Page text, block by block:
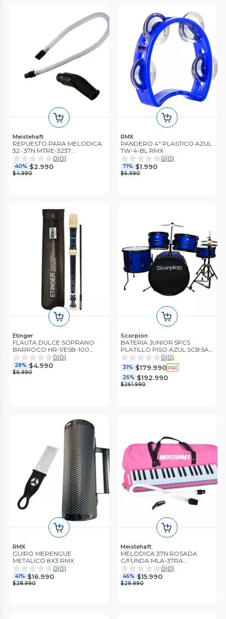
Meistehaft
REPUESTO PARA MELODICA
32- 37N MTRE-3237
MEISTEHAFT 0(0)
40% $2.990
$4.990
RMX
PANDERO 4" PLASTICO AZUL
TW-4-BL RMX
0(0)
71% $1.990
$6.990
Etinger
FLAUTA DULCE SOPRANO
BARROCO HR-1/ESB-100
ETINGER
0(0)
28% $4.990
$6.990
Scorpion
BATERIA JUNIOR 5PCS
PLATILLO PISO AZUL SCB 5A
SCORPION
0(0)
31% $179.990
26% $192.990
$261.990
RMX
GUIRO MERENGUE
METALICO 8X3 RMX
0(0)
41% $16.990
$28.990
Meistehaft
MELODICA 37N ROSADA
C/FUNDA MLA-37RA
MEISTEHAFT 0(0)
46% $15.990
$29.990